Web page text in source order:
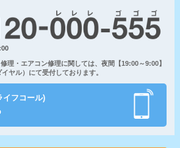
理・エアコン修理に関しては、夜間【19:00～9:00】
ヤル）にて受付しております。
イフコール)